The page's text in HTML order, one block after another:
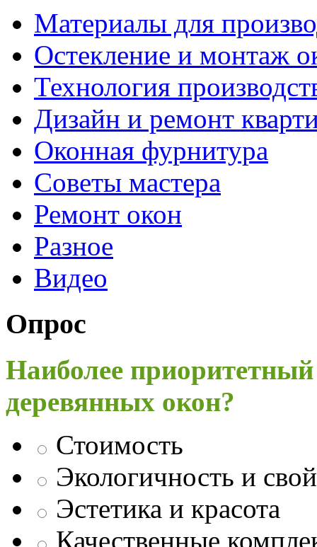
Материалы для
Остекление и монтаж
Технология
Дизайн и ремонт
Оконная фурнитура
Советы мастера
Ремонт окон
Разное
Видео
Опрос
Наиболее
деревянных окон?
Стоимость
Экологичность и
Эстетика и красота
Качественные